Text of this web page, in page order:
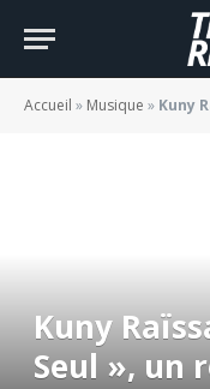
Accueil » Musique » Kuny
Kuny
Seul », un